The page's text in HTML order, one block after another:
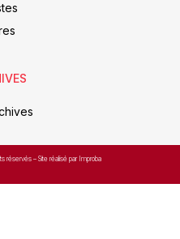
réservés – Site réalisé par Improba